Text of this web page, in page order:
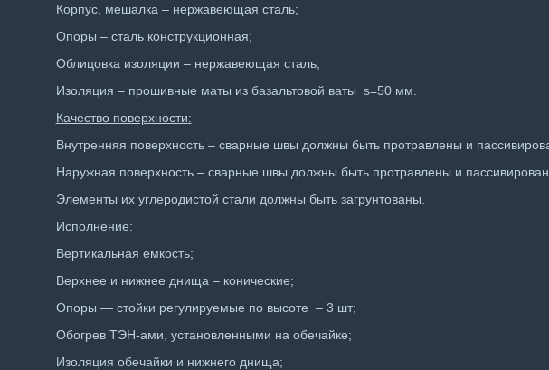
Корпус, мешалка – нержавеющая сталь;
Опоры – сталь конструкционная;
Облицовка изоляции – нержавеющая сталь;
Изоляция – прошивные маты из базальтовой ваты s=50 мм.
Качество поверхности:
Внутренняя поверхность – сварные швы должны быть протравлены и
Наружная поверхность – сварные швы должны быть протравлены и
Элементы их углеродистой стали должны быть загрунтованы.
Исполнение:
Вертикальная емкость;
Верхнее и нижнее днища – конические;
Опоры — стойки регулируемые по высоте – 3 шт;
Обогрев ТЭН-ами, установленными на обечайке;
Изоляция обечайки и нижнего днища;